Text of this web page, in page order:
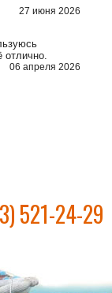
27 июня 2026
отлично.
06 апреля 2026
521-24-29